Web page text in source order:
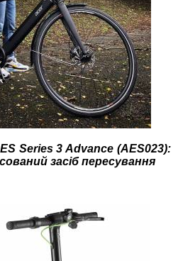
Series 3 Advance (AES023):
засіб пересування